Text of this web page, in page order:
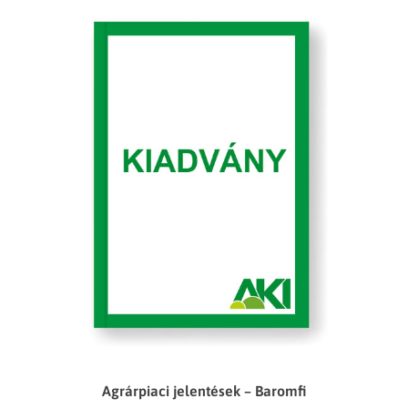
Agrárpiaci jelentések – Baromfi